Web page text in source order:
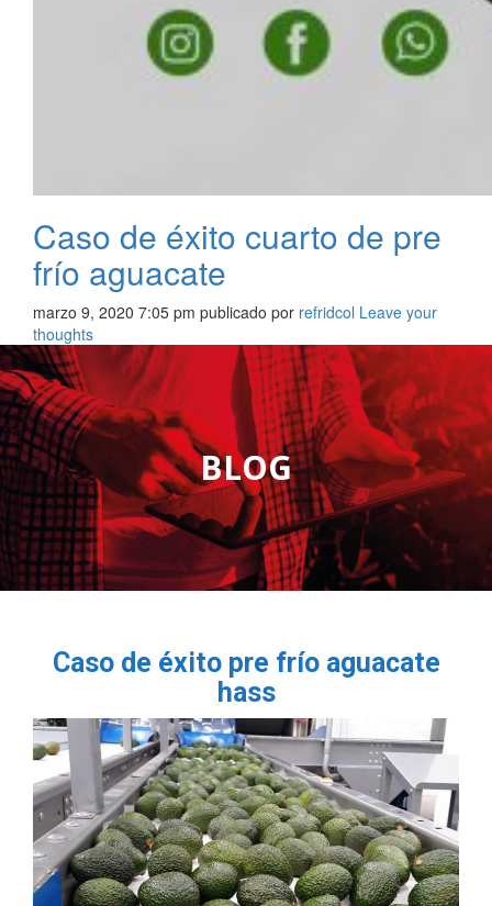
Caso de éxito cuarto de pre
frío aguacate
marzo 9, 2020 7:05 pm publicado por refridcol Leave your
thoughts
BLOG
Caso de éxito pre frío aguacate
hass